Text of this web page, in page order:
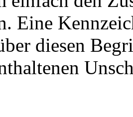
Eine
diesen